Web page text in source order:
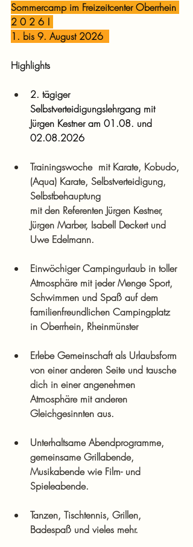
Sommercamp im Freizeitcenter Oberrhein
2 0 2 6 !
1. bis 9. August 2026
Highlights
2. tägiger
Selbstverteidigungslehrgang mit
Jürgen Kestner am 01.08. und
02.08.2026
Trainingswoche  mit Karate, Kobudo,
(Aqua) Karate, Selbstverteidigung,
Selbstbehauptung
mit den Referenten Jürgen Kestner,
Jürgen Marber, Isabell Deckert und
Uwe Edelmann.
Einwöchiger Campingurlaub in toller
Atmosphäre mit jeder Menge Sport,
Schwimmen und Spaß auf dem
familienfreundlichen Campingplatz
in Oberrhein, Rheinmünster
Erlebe Gemeinschaft als Urlaubsform
von einer anderen Seite und tausche
dich in einer angenehmen
Atmosphäre mit anderen
Gleichgesinnten aus.
Unterhaltsame Abendprogramme,
gemeinsame Grillabende,
Musikabende wie Film- und
Spieleabende.
Tanzen, Tischtennis, Grillen,
Badespaß und vieles mehr.